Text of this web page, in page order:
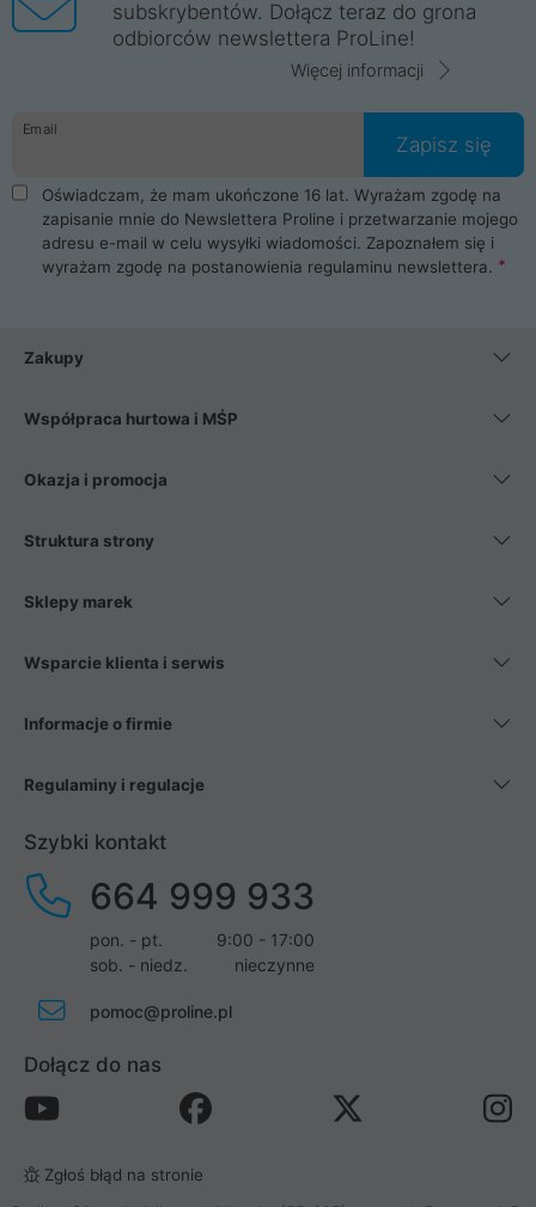
subskrybentów. Dołącz teraz do grona
odbiorców newslettera ProLine!
Więcej informacji
Email
Zapisz się
Oświadczam, że mam ukończone 16 lat. Wyrażam zgodę na
zapisanie mnie do Newslettera Proline i przetwarzanie mojego
adresu e-mail w celu wysyłki wiadomości. Zapoznałem się i
wyrażam zgodę na postanowienia regulaminu newslettera.
Zakupy
Współpraca hurtowa i MŚP
Okazja i promocja
Struktura strony
Sklepy marek
Wsparcie klienta i serwis
Informacje o firmie
Regulaminy i regulacje
Szybki kontakt
664 999 933
pon. - pt.
9:00 - 17:00
sob. - niedz.
nieczynne
pomoc@proline.pl
Dołącz do nas
Zgłoś błąd na stronie